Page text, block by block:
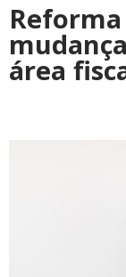
área